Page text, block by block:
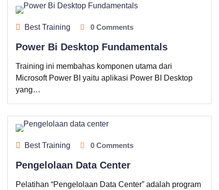
Best Training 0 Comments
Power Bi Desktop Fundamentals
Training ini membahas komponen utama dari
Microsoft Power BI yaitu aplikasi Power BI Desktop
yang…
Best Training 0 Comments
Pengelolaan Data Center
Pelatihan “Pengelolaan Data Center” adalah program